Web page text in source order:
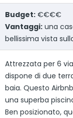
Budget: €€€€
Vantaggi: una
bellissima vista
Attrezzata per 6
dispone di due
baia. Questo
una superba
Ben posizionato,